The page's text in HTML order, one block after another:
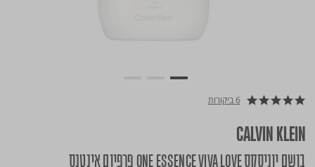
4.8 star rating 6 ביקורות
CALVIN KLEIN
בושם יוניסקס ONE ESSENCE VIVA LOVE פרפיום אינטנס